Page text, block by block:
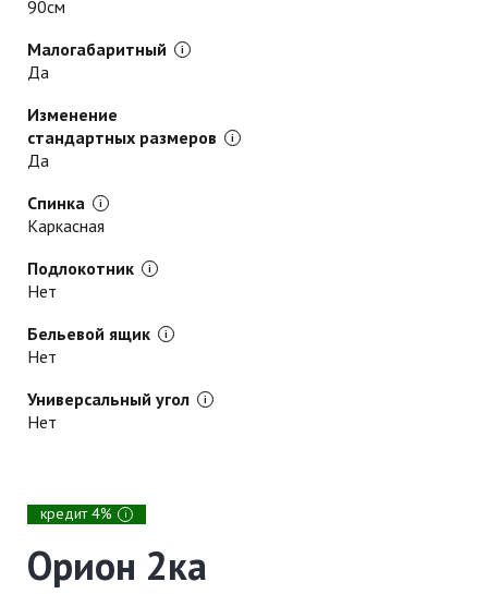
90см
Малогабаритный
Да
Изменение
стандартных размеров
Да
Спинка
Каркасная
Подлокотник
Нет
Бельевой ящик
Нет
Универсальный угол
Нет
кредит 4% i
Орион 2ка